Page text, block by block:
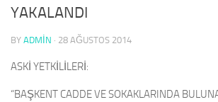
YAKALANDI
BY ADMIN · 28 AĞUSTOS 2014
ASKİ YETKİLİLERİ:
“BAŞKENT CADDE VE SOKAKLARINDA